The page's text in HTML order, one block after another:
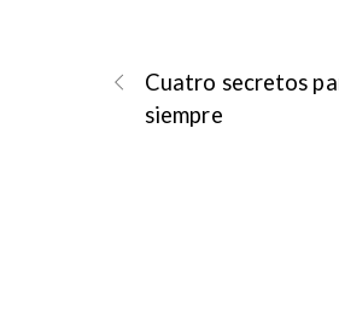
Cuatro secretos
siempre